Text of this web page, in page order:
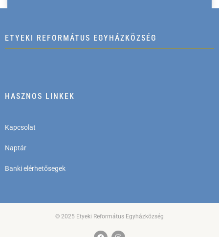
ETYEKI REFORMÁTUS EGYHÁZKÖZSÉG
HASZNOS LINKEK
Kapcsolat
Naptár
Banki elérhetősegek
© 2025 Etyeki Református Egyházközség